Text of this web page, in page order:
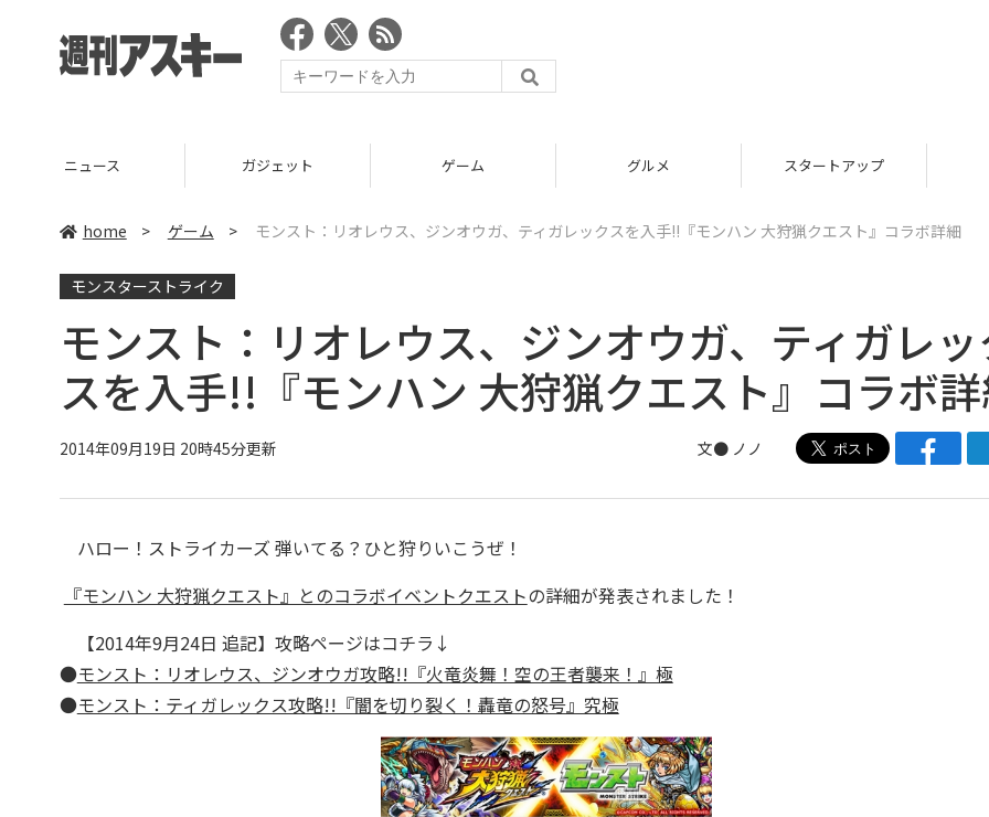
ニュース ガジェット ゲーム グルメ スタートアップ
home > ゲーム > モンスト：リオレウス、ジンオウガ、ティガレックスを入手!!『モンハン 大狩猟クエスト』コラボ詳細
モンスターストライク
モンスト：リオレウス、ジンオウガ、ティガレ
スを入手!!『モンハン 大狩猟クエスト』コラボ
2014年09月19日 20時45分更新 文● ノノ
ハロー！ストライカーズ 弾いてる？ひと狩りいこうぜ！
『モンハン 大狩猟クエスト』とのコラボイベントクエストの詳細が発表されました！
【2014年9月24日 追記】 攻略ページはコチラ↓
●モンスト：リオレウス、ジンオウガ攻略!!『火竜炎舞！空の王者襲来！』極
●モンスト：ティガレックス攻略!!『闇を切り裂く！轟竜の怒号』究極